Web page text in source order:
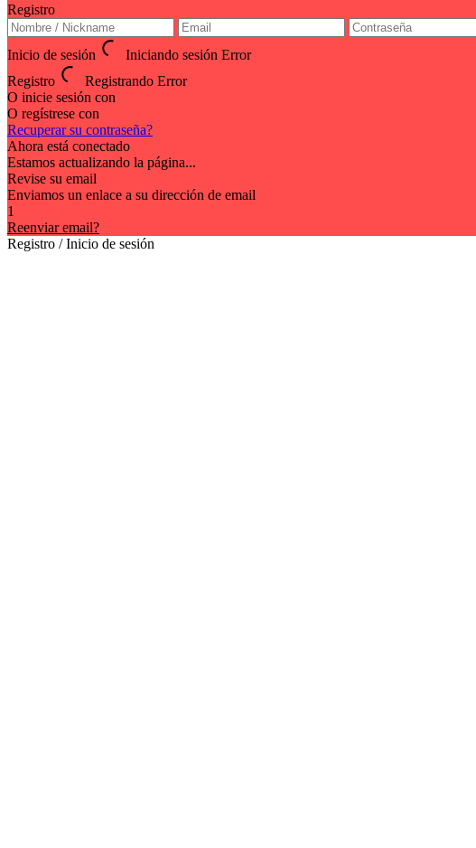
Registro
Inicio de sesión Iniciando sesión Error
Registro
Registrando Error
O inicie sesión con
O regístrese con
Recuperar su contraseña?
Ahora está conectado
Estamos actualizando la página...
Revise su email
Enviamos un enlace a su dirección de email
1
Reenviar email?
Registro / Inicio de sesión